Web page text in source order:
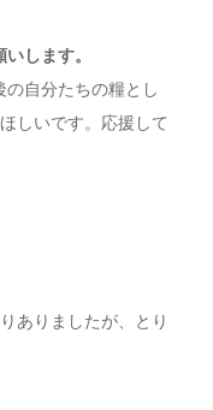
します。
自分たちの糧とし
しいです。応援して
ありましたが、とり